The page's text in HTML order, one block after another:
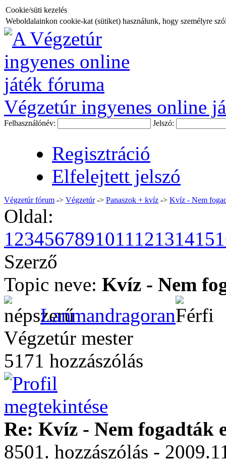
Cookie/süti kezelés
Weboldalainkon cookie-kat (sütiket) használunk, hogy személyre
Végzetúr ingyenes online
Felhasználónév: Jelszó:
Regisztráció
Elfelejtett jelszó
Végzetúr fórum -> Végzetúr-> Panaszok + kvíz -> Kvíz - Nem
Oldal:
123456789101112131415
Szerző
Topic neve: Kvíz - Nem
Lanmandragoran
Végzetúr mester
5171 hozzászólás
Re: Kvíz - Nem fogadták
8501. hozzászólás -